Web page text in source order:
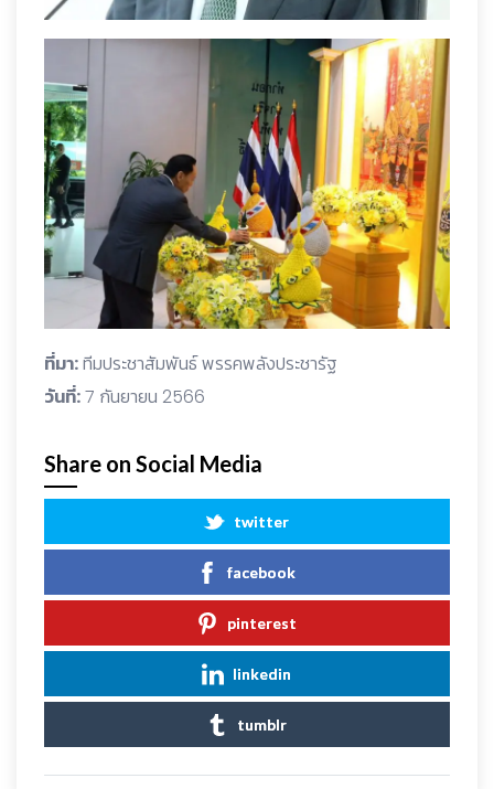
ที่มา:ทีมประชาสัมพันธ์ พรรคพลังประชารัฐ
วันที่:7 กันยายน 2566
Share on Social Media
twitter
facebook
pinterest
linkedin
tumblr